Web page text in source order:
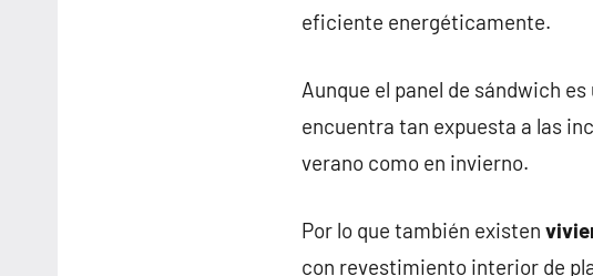
eficiente energéticamente.
Aunque el panel de sándwich
encuentra tan expuesta a las
verano como en invierno.
Por lo que también existen
con revestimiento interior de